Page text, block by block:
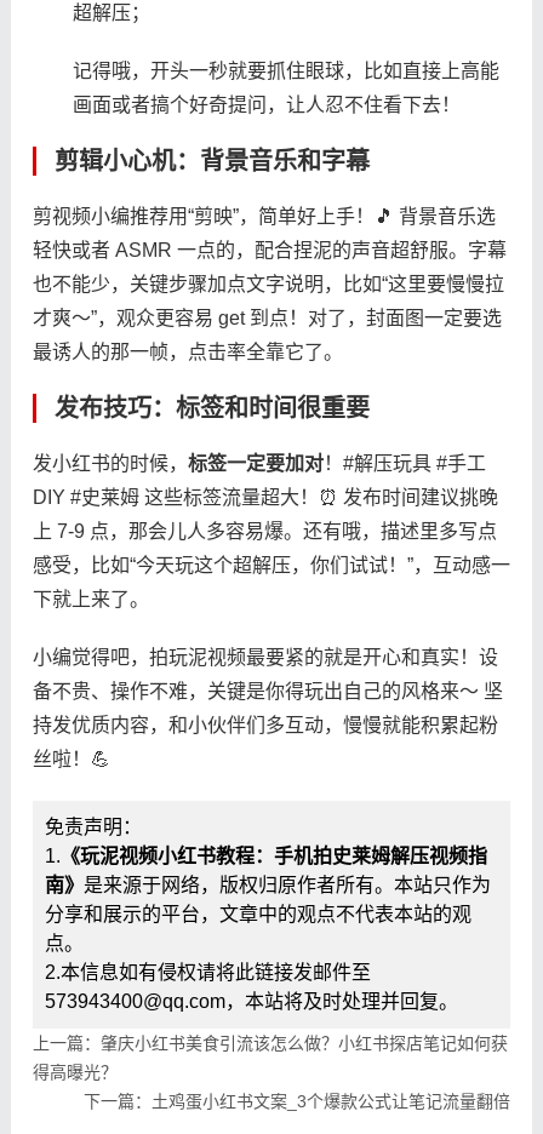
超解压；
记得哦，开头一秒就要抓住眼球，比如直接上高能
画面或者搞个好奇提问，让人忍不住看下去！
剪辑小心机：背景音乐和字幕
剪视频小编推荐用“剪映”，简单好上手！🎵 背景音乐选
轻快或者 ASMR 一点的，配合捏泥的声音超舒服。字幕
也不能少，关键步骤加点文字说明，比如“这里要慢慢拉
才爽～”，观众更容易 get 到点！对了，封面图一定要选
最诱人的那一帧，点击率全靠它了。
发布技巧：标签和时间很重要
发小红书的时候，​ ​标签一定要加对​​！#解压玩具 #手工
DIY #史莱姆 这些标签流量超大！⏰ 发布时间建议挑晚
上 7-9 点，那会儿人多容易爆。还有哦，描述里多写点
感受，比如“今天玩这个超解压，你们试试！”，互动感一
下就上来了。
小编觉得吧，拍玩泥视频最要紧的就是开心和真实！设
备不贵、操作不难，关键是你得玩出自己的风格来～ 坚
持发优质内容，和小伙伴们多互动，慢慢就能积累起粉
丝啦！💪
免责声明：
1. 《玩泥视频小红书教程：手机拍史莱姆解压视频指
南》 是来源于网络，版权归原作者所有。本站只作为
分享和展示的平台，文章中的观点不代表本站的观
点。
2.本信息如有侵权请将此链接发邮件至
573943400@qq.com，本站将及时处理并回复。
上一篇：肇庆小红书美食引流该怎么做？小红书探店笔记如何获
得高曝光？
下一篇：土鸡蛋小红书文案_3个爆款公式让笔记流量翻倍